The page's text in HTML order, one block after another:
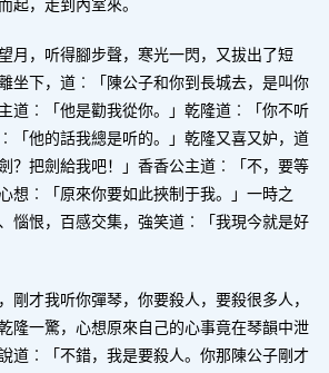
起，走到內室來。
月，听得腳步聲，寒光一閃，又拔出了短
坐下，道︰「陳公子和你到長城去，是叫你
道︰「他是勸我從你。」乾隆道︰「你不听
「他的話我總是听的。」乾隆又喜又妒，道
？把劍給我吧！」香香公主道︰「不，要等
想︰「原來你要如此挾制于我。」一時之
惱恨，百感交集，強笑道︰「我現今就是好
剛才我听你彈琴，你要殺人，要殺很多人，
一驚，心想原來自己的心事竟在琴韻中泄
道︰「不錯，我是要殺人。你那陳公子剛才